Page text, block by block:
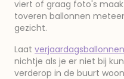
viert of graag foto's
toveren ballonnen
gezicht.
Laat verjaardagsballonnen
nichtje als je er niet bij
verderop in de buurt